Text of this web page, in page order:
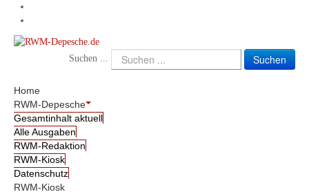
Suchen ... Suchen
Home
RWM-Depesche
Gesamtinhalt aktuell
Alle Ausgaben
RWM-Redaktion
RWM-Kiosk
Datenschutz
RWM-Kiosk